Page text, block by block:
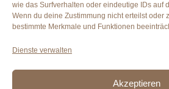
wie das Surfverhalten oder eindeutige IDs auf
Wenn du deine Zustimmung nicht erteilst oder
bestimmte Merkmale und Funktionen
Dienste verwalten
Akzeptieren
PRAXIS DEIN WEG
An der Mollburg 17
51107 Köln-Rath/Heumar